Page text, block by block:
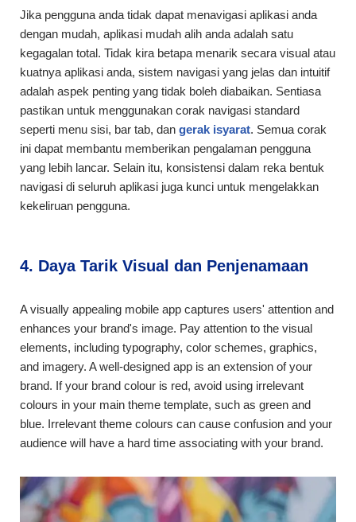
Jika pengguna anda tidak dapat menavigasi aplikasi anda
dengan mudah, aplikasi mudah alih anda adalah satu
kegagalan total. Tidak kira betapa menarik secara visual atau
kuatnya aplikasi anda, sistem navigasi yang jelas dan intuitif
adalah aspek penting yang tidak boleh diabaikan. Sentiasa
pastikan untuk menggunakan corak navigasi standard
seperti menu sisi, bar tab, dan gerak isyarat. Semua corak
ini dapat membantu memberikan pengalaman pengguna
yang lebih lancar. Selain itu, konsistensi dalam reka bentuk
navigasi di seluruh aplikasi juga kunci untuk mengelakkan
kekeliruan pengguna.
4. Daya Tarik Visual dan Penjenamaan
A visually appealing mobile app captures users' attention and
enhances your brand's image. Pay attention to the visual
elements, including typography, color schemes, graphics,
and imagery. A well-designed app is an extension of your
brand. If your brand colour is red, avoid using irrelevant
colours in your main theme template, such as green and
blue. Irrelevant theme colours can cause confusion and your
audience will have a hard time associating with your brand.